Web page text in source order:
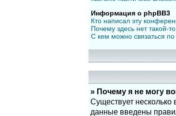
Информация о phpBB3
Кто написал эту
Почему здесь нет такой-
С кем можно связаться
» Почему я не могу
Существует
данные введены